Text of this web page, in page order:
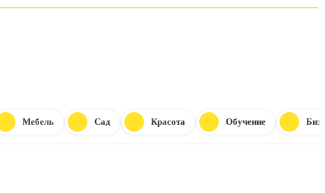
Мебель Сад Красота Обучение